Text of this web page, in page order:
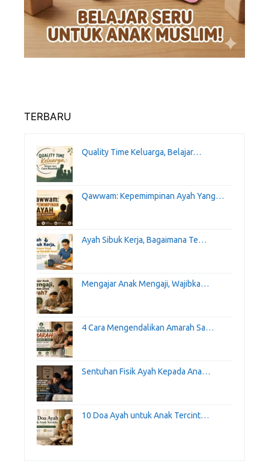
TERBARU
Quality Time Keluarga, Belajar…
Qawwam: Kepemimpinan Ayah Yang…
Ayah Sibuk Kerja, Bagaimana Te…
Mengajar Anak Mengaji, Wajibka…
4 Cara Mengendalikan Amarah Sa…
Sentuhan Fisik Ayah Kepada Ana…
10 Doa Ayah untuk Anak Tercint…